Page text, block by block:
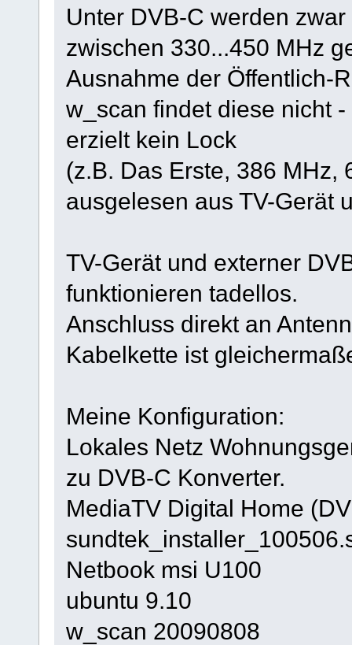
Unter DVB-C werden
zwischen 330...450 MHz
Ausnahme der Öffentlich-
w_scan findet diese nicht
erzielt kein Lock
(z.B. Das Erste, 386 MHz,
ausgelesen aus TV-Gerät
TV-Gerät und externer
funktionieren tadellos.
Anschluss direkt an
Kabelkette ist
Meine Konfiguration:
Lokales Netz
zu DVB-C Konverter.
MediaTV Digital Home
Netbook msi U100
ubuntu 9.10
w_scan 20090808